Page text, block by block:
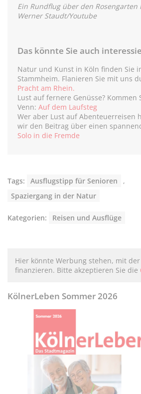
Ein Rundflug über den Rosengarten
Werner Staudt/Youtube
Das könnte Sie auch
Natur und Kunst in Köln finden Sie
Stammheim. Flanieren Sie mit uns
Pracht am Rhein.
Lust auf fernere Genüsse? Kommen
Venn: Auf dem Laufsteg
Wer aber Lust auf Abenteuerreisen
wir den Beitrag über einen
Solo in die Fremde
Tags: Ausflugstipp für Senioren
,
Spaziergang in der Natur
Kategorien: Reisen und Ausflüge
Hier könnte Werbung stehen, mit
finanzieren. Bitte akzeptieren Sie die
KölnerLeben Sommer 2026